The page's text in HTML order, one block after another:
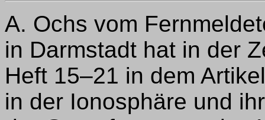
A. Ochs vom
in Darmstadt hat in der
Heft 15–21 in dem
in der Ionosphäre und